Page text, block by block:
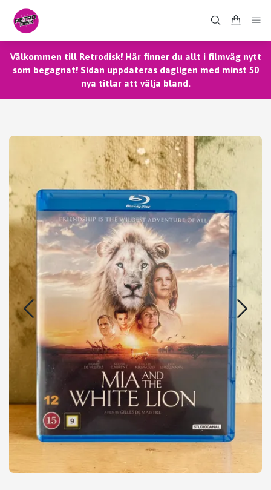
Välkommen till Retrodisk! Här finner du allt i filmväg nytt
som begagnat! Sidan uppdateras dagligen med minst 50
nya titlar att välja bland.